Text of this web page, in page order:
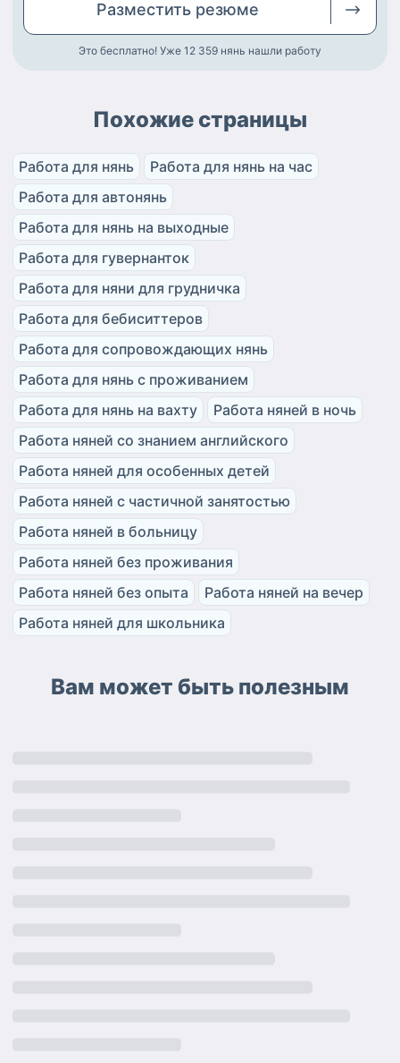
Разместить резюме
Это бесплатно! Уже 12 359 нянь нашли работу
Похожие страницы
Работа для нянь
Работа для нянь на час
Работа для автонянь
Работа для нянь на выходные
Работа для гувернанток
Работа для няни для грудничка
Работа для бебиситтеров
Работа для сопровождающих нянь
Работа для нянь с проживанием
Работа для нянь на вахту
Работа няней в ночь
Работа няней со знанием английского
Работа няней для особенных детей
Работа няней с частичной занятостью
Работа няней в больницу
Работа няней без проживания
Работа няней без опыта
Работа няней на вечер
Работа няней для школьника
Вам может быть полезным